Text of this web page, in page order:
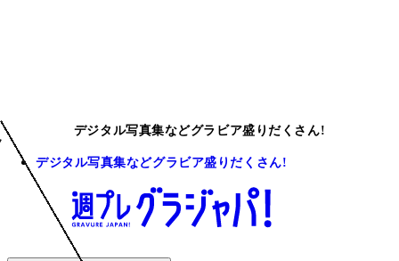
デジタル写真集などグラビア盛りだくさん!
デジタル写真集などグラビア盛りだくさん!